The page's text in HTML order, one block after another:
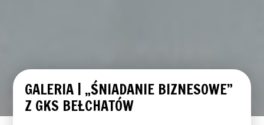
GALERIA | „ŚNIADANIE BIZNESOWE”
Z GKS BEŁCHATÓW